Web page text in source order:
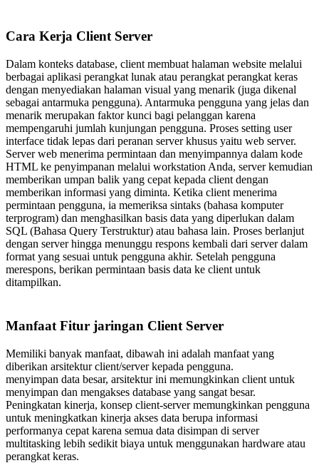
Cara Kerja Client Server
Dalam konteks database, client membuat halaman website melalui
berbagai aplikasi perangkat lunak atau perangkat perangkat keras
dengan menyediakan halaman visual yang menarik (juga dikenal
sebagai antarmuka pengguna). Antarmuka pengguna yang jelas dan
menarik merupakan faktor kunci bagi pelanggan karena
mempengaruhi jumlah kunjungan pengguna. Proses setting user
interface tidak lepas dari peranan server khusus yaitu web server.
Server web menerima permintaan dan menyimpannya dalam kode
HTML ke penyimpanan melalui workstation Anda, server kemudian
memberikan umpan balik yang cepat kepada client dengan
memberikan informasi yang diminta. Ketika client menerima
permintaan pengguna, ia memeriksa sintaks (bahasa komputer
terprogram) dan menghasilkan basis data yang diperlukan dalam
SQL (Bahasa Query Terstruktur) atau bahasa lain. Proses berlanjut
dengan server hingga menunggu respons kembali dari server dalam
format yang sesuai untuk pengguna akhir. Setelah pengguna
merespons, berikan permintaan basis data ke client untuk
ditampilkan.
Manfaat Fitur jaringan Client Server
Memiliki banyak manfaat, dibawah ini adalah manfaat yang
diberikan arsitektur client/server kepada pengguna.
menyimpan data besar, arsitektur ini memungkinkan client untuk
menyimpan dan mengakses database yang sangat besar.
Peningkatan kinerja, konsep client-server memungkinkan pengguna
untuk meningkatkan kinerja akses data berupa informasi
performanya cepat karena semua data disimpan di server
multitasking lebih sedikit biaya untuk menggunakan hardware atau
perangkat keras.